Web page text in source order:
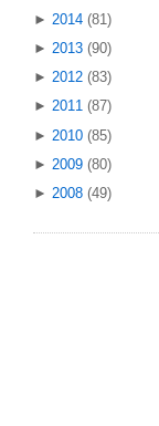
► 2014 (81)
► 2013 (90)
► 2012 (83)
► 2011 (87)
► 2010 (85)
► 2009 (80)
► 2008 (49)